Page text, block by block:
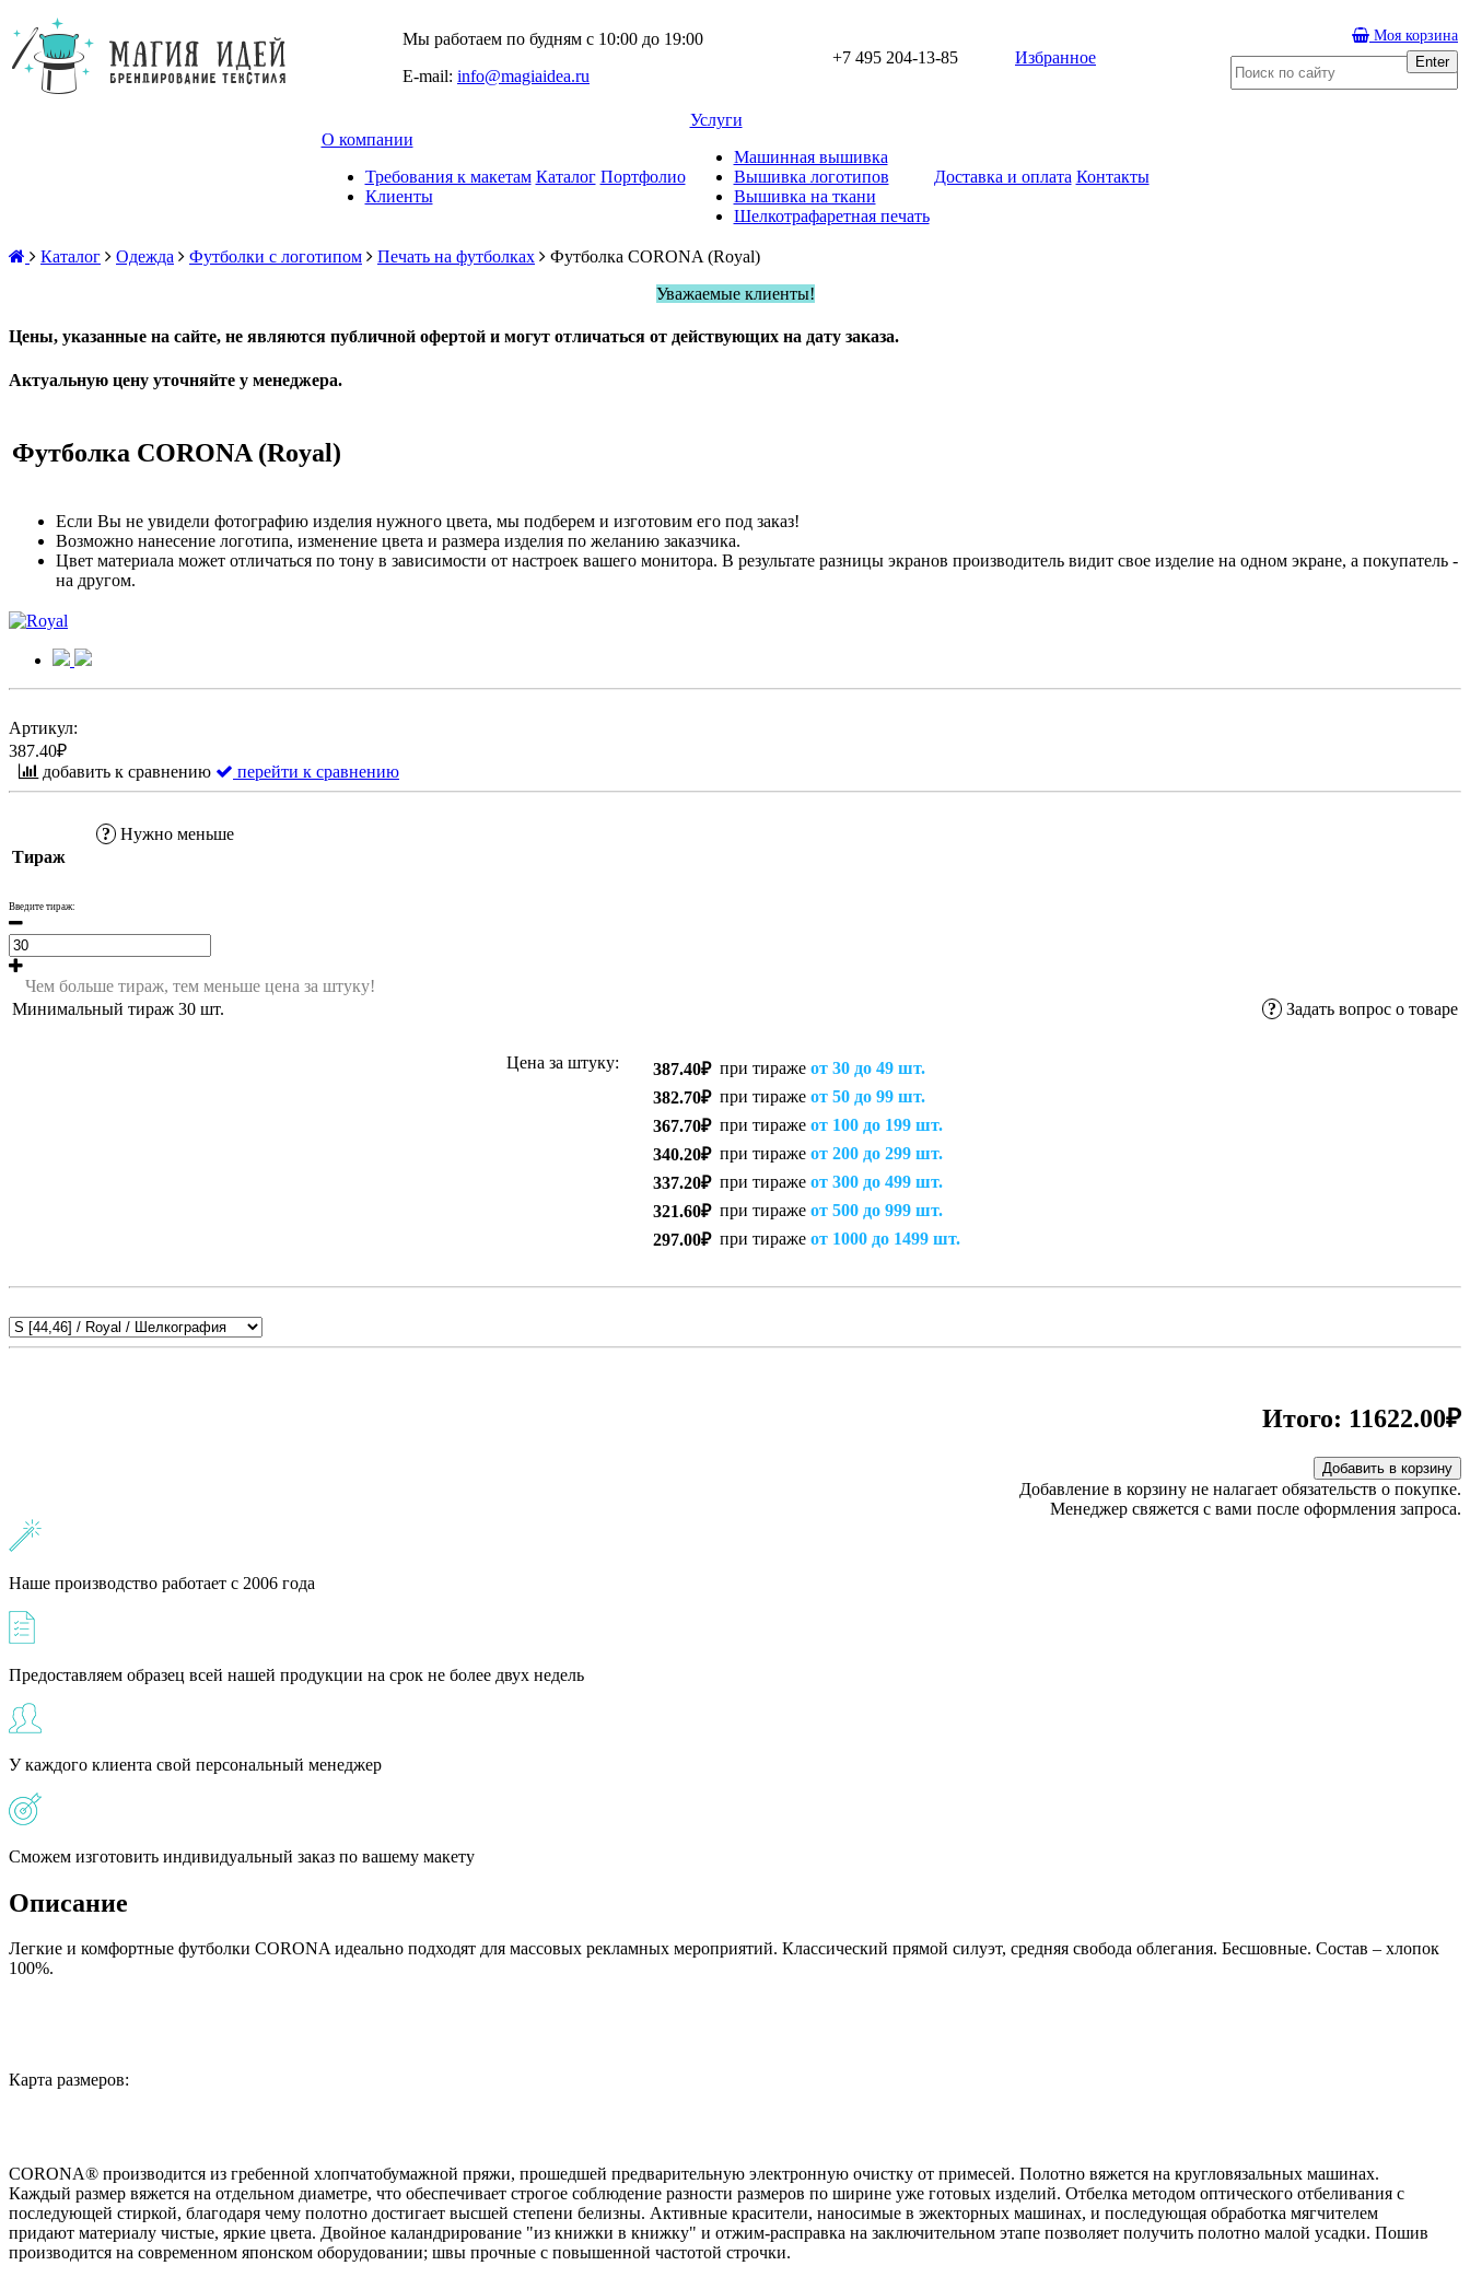
Мы работаем по будням с 10:00 до 19:00
E-mail: info@magiaidea.ru
+7 495 204-13-85 Избранное
Моя корзина
Enter
О компании
Требования к макетам
Клиенты
Каталог Портфолио
Услуги
Машинная вышивка
Вышивка логотипов
Вышивка на ткани
Шелкотрафаретная печать
Доставка и оплата Контакты
Каталог Одежда Футболки с логотипом Печать на футболках
Футболка CORONA (Royal)
Уважаемые клиенты!
Цены, указанные на сайте, не являются публичной офертой и могут отличаться от действующих на дату заказа.
Актуальную цену уточняйте у менеджера.
Футболка CORONA (Royal)
Если Вы не увидели фотографию изделия нужного цвета, мы подберем и изготовим его под заказ!
Возможно нанесение логотипа, изменение цвета и размера изделия по желанию заказчика.
Цвет материала может отличаться по тону в зависимости от настроек вашего монитора. В результате разницы экранов производитель видит свое изделие на одном экране, а покупатель -
на другом.
Артикул:
387.40₽
добавить к сравнению
перейти к сравнению
Тираж
? Нужно меньше
Введите тираж:
Чем больше тираж, тем меньше цена за штуку!
Минимальный тираж 30 шт. ? Задать вопрос о товаре
Цена за штуку: 387.40₽ при тираже от 30 до 49 шт.
382.70₽ при тираже от 50 до 99 шт.
367.70₽ при тираже от 100 до 199 шт.
340.20₽ при тираже от 200 до 299 шт.
337.20₽ при тираже от 300 до 499 шт.
321.60₽ при тираже от 500 до 999 шт.
297.00₽ при тираже от 1000 до 1499 шт.
Итого: 11622.00₽
Добавить в корзину
Добавление в корзину не налагает обязательств о покупке.
Менеджер свяжется с вами после оформления запроса.
Наше производство работает с 2006 года
Предоставляем образец всей нашей продукции на срок не более двух недель
У каждого клиента свой персональный менеджер
Сможем изготовить индивидуальный заказ по вашему макету
Описание
Легкие и комфортные футболки CORONA идеально подходят для массовых рекламных мероприятий. Классический прямой силуэт, средняя свобода облегания. Бесшовные. Состав – хлопок
100%.
Карта размеров:
CORONA® производится из гребенной хлопчатобумажной пряжи, прошедшей предварительную электронную очистку от примесей. Полотно вяжется на кругловязальных машинах.
Каждый размер вяжется на отдельном диаметре, что обеспечивает строгое соблюдение разности размеров по ширине уже готовых изделий. Отбелка методом оптического отбеливания c
последующей стиркой, благодаря чему полотно достигает высшей степени белизны. Активные красители, наносимые в эжекторных машинах, и последующая обработка мягчителем
придают материалу чистые, яркие цвета. Двойное каландрирование "из книжки в книжку" и отжим-расправка на заключительном этапе позволяет получить полотно малой усадки. Пошив
производится на современном японском оборудовании; швы прочные с повышенной частотой строчки.